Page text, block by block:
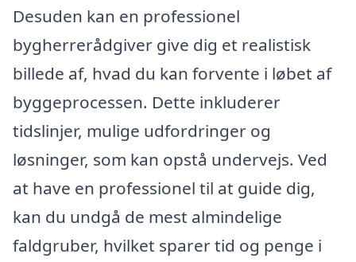
Desuden kan en professionel
bygherrerådgiver give dig et realistisk
billede af, hvad du kan forvente i løbet af
byggeprocessen. Dette inkluderer
tidslinjer, mulige udfordringer og
løsninger, som kan opstå undervejs. Ved
at have en professionel til at guide dig,
kan du undgå de mest almindelige
faldgruber, hvilket sparer tid og penge i